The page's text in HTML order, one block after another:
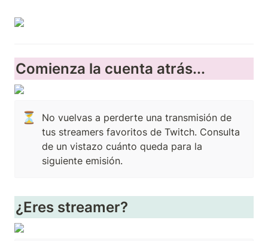
Comienza la cuenta atrás...
⏳
No vuelvas a perderte una transmisión de
tus streamers favoritos de Twitch. Consulta
de un vistazo cuánto queda para la
siguiente emisión.
¿Eres streamer?